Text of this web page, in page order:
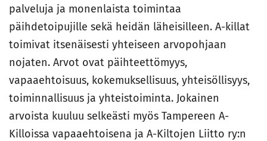
palveluja ja monenlaista toimintaa
päihdetoipujille sekä heidän läheisilleen. A-killat
toimivat itsenäisesti yhteiseen arvopohjaan
nojaten. Arvot ovat päihteettömyys,
vapaaehtoisuus, kokemuksellisuus, yhteisöllisyys,
toiminnallisuus ja yhteistoiminta. Jokainen
arvoista kuuluu selkeästi myös Tampereen A-
Killoissa vapaaehtoisena ja A-Kiltojen Liitto ry:n